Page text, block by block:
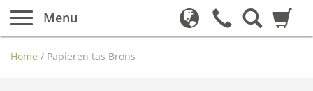
Menu
Home / Papieren tas Brons